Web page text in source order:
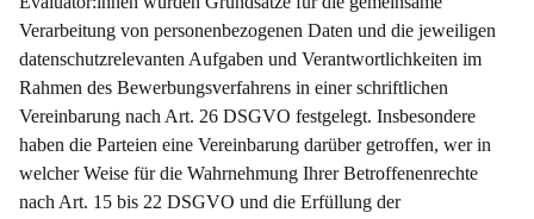
Verarbeitung von personenbezogenen Daten und die jeweiligen
datenschutzrelevanten Aufgaben und Verantwortlichkeiten im
Rahmen des Bewerbungsverfahrens in einer schriftlichen
Vereinbarung nach Art. 26 DSGVO festgelegt. Insbesondere
haben die Parteien eine Vereinbarung darüber getroffen, wer in
welcher Weise für die Wahrnehmung Ihrer Betroffenenrechte
nach Art. 15 bis 22 DSGVO und die Erfüllung der